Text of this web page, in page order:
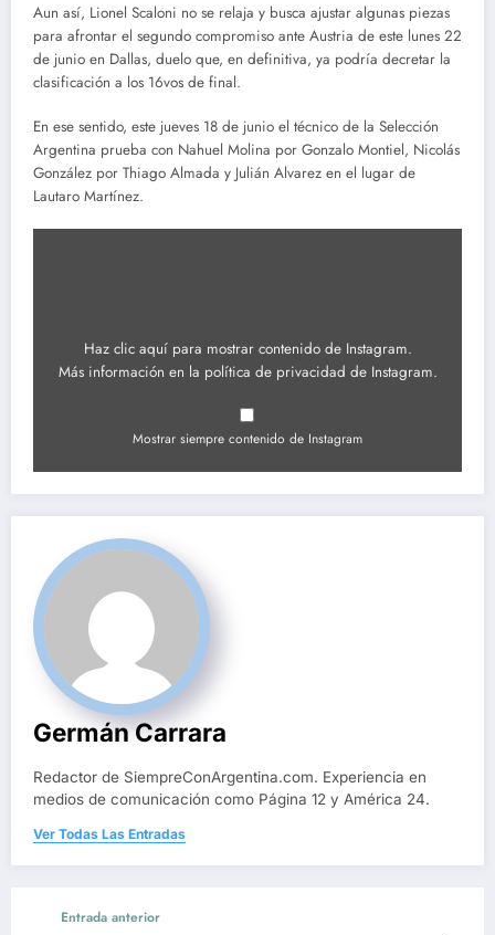
Aun así, Lionel Scaloni no se relaja y busca ajustar algunas piezas
para afrontar el segundo compromiso ante Austria de este lunes 22
de junio en Dallas, duelo que, en definitiva, ya podría decretar la
clasificación a los 16vos de final.
En ese sentido, este jueves 18 de junio el técnico de la Selección
Argentina prueba con Nahuel Molina por Gonzalo Montiel, Nicolás
González por Thiago Almada y Julián Alvarez en el lugar de
Lautaro Martínez.
Mostrar
Haz clic aquí para mostrar contenido de Instagram.
Más información en la política de privacidad de Instagram.
Mostrar siempre contenido de Instagram
Germán Carrara
Redactor de SiempreConArgentina.com. Experiencia en
medios de comunicación como Página 12 y América 24.
Ver Todas Las Entradas
Entrada anterior